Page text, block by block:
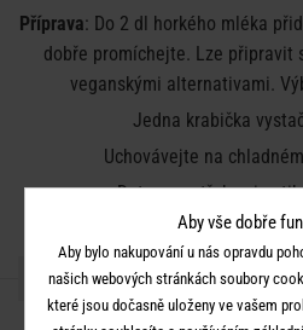
Příprava: Do 2 dl horkého mléka
dobře promíchejte. Lze připravit
veganskými alternativami.
Jedna krabička
Uchovávejte na
Datum spotřeby viz
SDÍLEJTE S
Aby vše dobře
Aby bylo nakupování u nás opravdu
našich webových stránkách soubory
které jsou dočasně uloženy ve vašem